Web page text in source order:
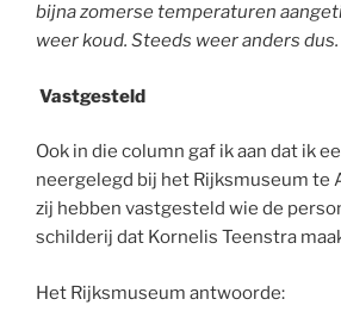
bijna zomerse temperaturen
weer koud. Steeds weer anders dus.
Vastgesteld
Ook in die column gaf ik aan dat ik
neergelegd bij het Rijksmuseum te
zij hebben vastgesteld wie de
schilderij dat Kornelis Teenstra
Het Rijksmuseum antwoorde: